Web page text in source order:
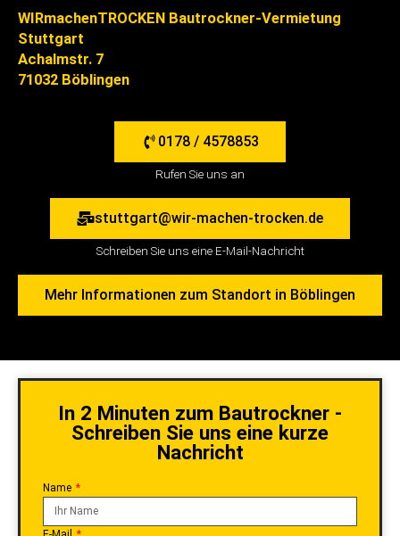
WIRmachenTROCKEN Bautrockner-Vermietung
Stuttgart
Achalmstr. 7
71032 Böblingen
0178 / 4578853
Rufen Sie uns an
stuttgart@wir-machen-trocken.de
Schreiben Sie uns eine E-Mail-Nachricht
Mehr Informationen zum Standort in Böblingen
In 2 Minuten zum Bautrockner -
Schreiben Sie uns eine kurze
Nachricht
Name